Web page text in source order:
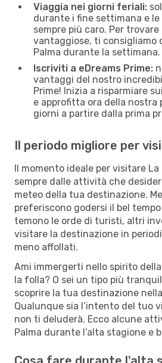
Viaggia nei giorni feriali:
durante i fine settimana e
sempre più caro. Per
vantaggiose, ti consigliamo
Palma durante la settimana.
Iscriviti a eDreams Prime:
vantaggi del nostro
Prime! Inizia a risparmiare
e approfitta ora della nostra
giorni a partire dalla prima
Il periodo migliore per
Il momento ideale per visitare La
sempre dalle attività che
meteo della tua destinazione.
preferiscono godersi il bel tempo
temono le orde di turisti, altri
visitare la destinazione in
meno affollati.
Ami immergerti nello spirito
la folla? O sei un tipo più
scoprire la tua destinazione
Qualunque sia l’intento del tuo
non ti deluderà. Ecco alcune
Palma durante l’alta stagione e